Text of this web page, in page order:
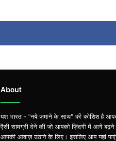
About
यश भारत - "नये ज़माने के साथ" की कोशिश है
ऎसी सामग्री देने की जो आपको ज़िंदगी में आगे
आपकी आवाज़ उठाने के लिए। इसलिए आप यहां